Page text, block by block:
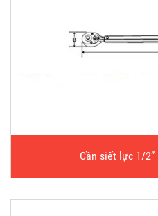
Cần siết lực 1/2”